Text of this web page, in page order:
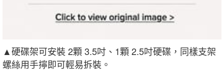
▲硬碟架可安裝 2顆 3.5吋、1顆 2.5吋硬碟，同樣支架
螺絲用手擰即可輕易拆裝。